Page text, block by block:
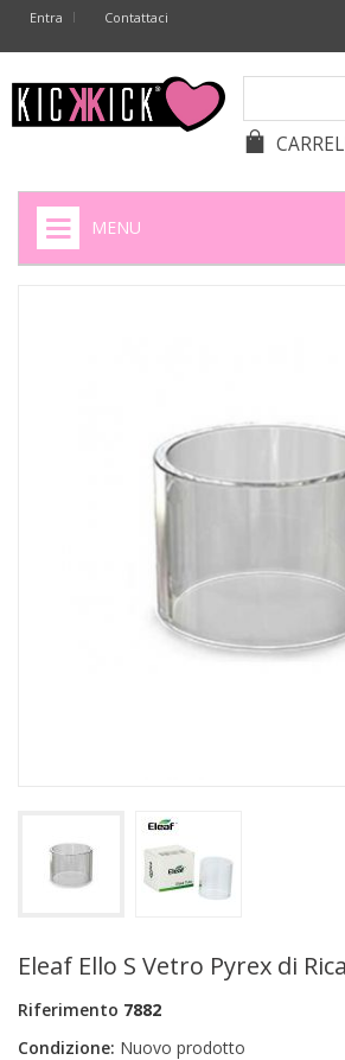
Entra Contattaci
MENU
BATTERIE APPARECCHI ACUSTICI
PRODOTTI MONOUSO E TNT
FORNITURE ESTETICA
FAI DA TE
AUTO E MOTO
ARTICOLI IN OFFERTA
Eleaf Ello S Vetro Pyrex di
Riferimento 7882
Condizione: Nuovo prodotto